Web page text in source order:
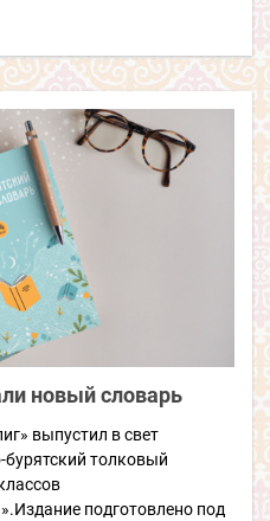
новый словарь
выпустил в свет
бурятский толковый
подготовлено под